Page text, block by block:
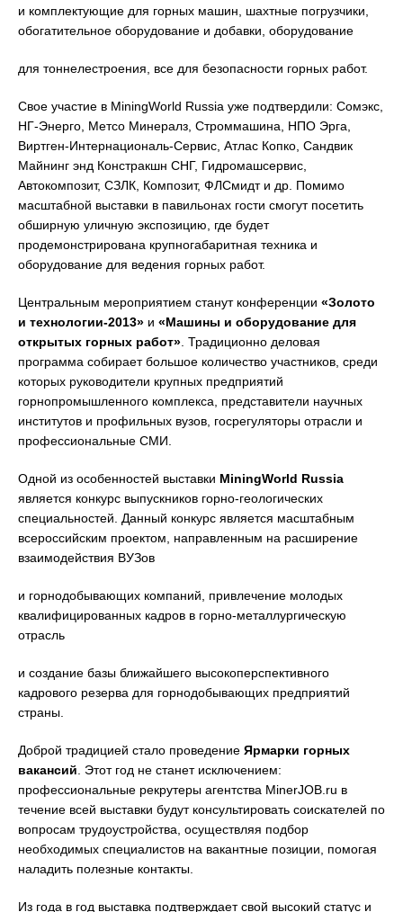
и комплектующие для горных машин, шахтные погрузчики,
обогатительное оборудование и добавки, оборудование
для тоннелестроения, все для безопасности горных работ.
Свое участие в MiningWorld Russia уже подтвердили: Сомэкс,
НГ-Энерго, Метсо Минералз, Строммашина, НПО Эрга,
Виртген-Интернациональ-Сервис, Атлас Копко, Сандвик
Майнинг энд Констракшн СНГ, Гидромашсервис,
Автокомпозит, СЗЛК, Композит, ФЛСмидт и др. Помимо
масштабной выставки в павильонах гости смогут посетить
обширную уличную экспозицию, где будет
продемонстрирована крупногабаритная техника и
оборудование для ведения горных работ.
Центральным мероприятием станут конференции «Золото
и технологии-2013» и «Машины и оборудование для
открытых горных работ» . Традиционно деловая
программа собирает большое количество участников, среди
которых руководители крупных предприятий
горнопромышленного комплекса, представители научных
институтов и профильных вузов, госрегуляторы отрасли и
профессиональные СМИ.
Одной из особенностей выставки MiningWorld Russia
является конкурс выпускников горно-геологических
специальностей. Данный конкурс является масштабным
всероссийским проектом, направленным на расширение
взаимодействия ВУЗов
и горнодобывающих компаний, привлечение молодых
квалифицированных кадров в горно-металлургическую
отрасль
и создание базы ближайшего высокоперспективного
кадрового резерва для горнодобывающих предприятий
страны.
Доброй традицией стало проведение Ярмарки горных
вакансий . Этот год не станет исключением:
профессиональные рекрутеры агентства MinerJOB.ru в
течение всей выставки будут консультировать соискателей по
вопросам трудоустройства, осуществляя подбор
необходимых специалистов на вакантные позиции, помогая
наладить полезные контакты.
Из года в год выставка подтверждает свой высокий статус и